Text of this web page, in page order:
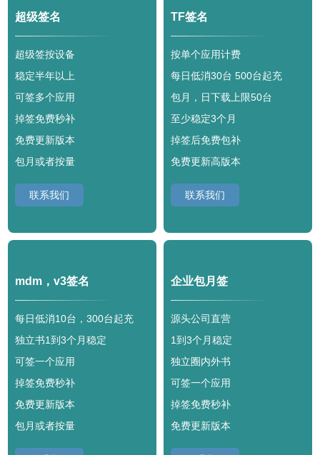
超级签名
超级签按设备
稳定半年以上
可签多个应用
掉签免费秒补
免费更新版本
包月或者按量
联系我们
TF签名
按单个应用计费
每日低消30台 500台起充
包月，日下载上限50台
至少稳定3个月
掉签后免费包补
免费更新高版本
联系我们
mdm，v3签名
每日低消10台，300台起充
独立书1到3个月稳定
可签一个应用
掉签免费秒补
免费更新版本
包月或者按量
企业包月签
源头公司直营
1到3个月稳定
独立圈内外书
可签一个应用
掉签免费秒补
免费更新版本